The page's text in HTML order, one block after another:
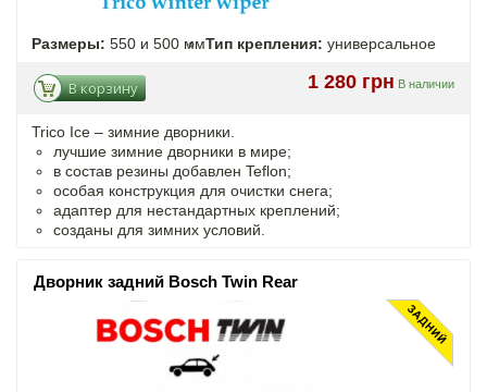
Размеры: 550 и 500 ммТип крепления: универсальное
1 280 грн В наличии
В корзину
Trico Ice – зимние дворники.
лучшие зимние дворники в мире;
в состав резины добавлен Teflon;
особая конструкция для очистки снега;
адаптер для нестандартных креплений;
созданы для зимних условий.
Дворник задний Bosch Twin Rear